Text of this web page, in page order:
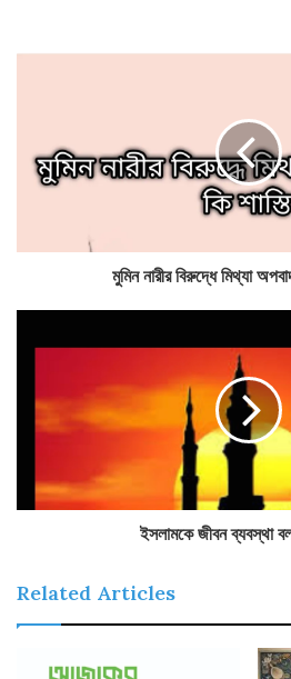
মুমিন নারীর বিরুদ্ধে মিথ্যা
ইসলামকে জীবন ব্যবস্থা
Related Articles